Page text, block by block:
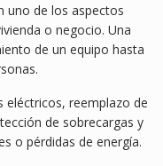
uno de los aspectos
o negocio. Una
de un equipo hasta
eléctricos, reemplazo de
de sobrecargas y
o pérdidas de energía.